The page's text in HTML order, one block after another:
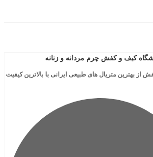
کفش چرم مردانه و زنانه
های طبیعی ایرانی با بالاترین کیفیت